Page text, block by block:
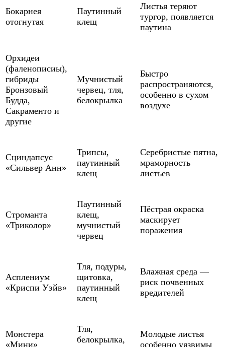
Бокарнея
отогнутая
Паутинный
клещ
Листья теряют
тургор, появляется
паутина
Орхидеи
(фаленописиы),
гибриды
Бронзовый
Будда,
Сакраменто и
другие
Мучнистый
червец, тля,
белокрылка
Быстро
распространяются,
особенно в сухом
воздухе
Сциндапсус
«Сильвер Анн»
Трипсы,
паутинный
клещ
Серебристые пятна,
мраморность
листьев
Строманта
«Триколор»
Паутинный
клещ,
мучнистый
червец
Пёстрая окраска
маскирует
поражения
Асплениум
«Криспи Уэйв»
Тля, подуры,
щитовка,
паутинный
клещ
Влажная среда —
риск почвенных
вредителей
Монстера
«Мини»
Тля,
белокрылка,
Молодые листья
особенно уязвимы